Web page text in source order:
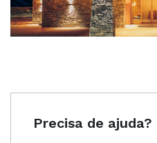
Precisa de ajuda?